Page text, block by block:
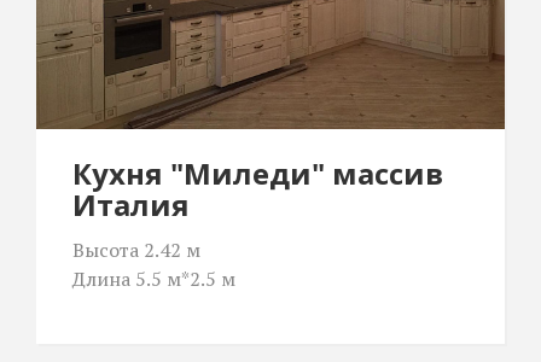
Кухня "Миледи" массив
Италия
Высота 2.42 м
Длина 5.5 м*2.5 м